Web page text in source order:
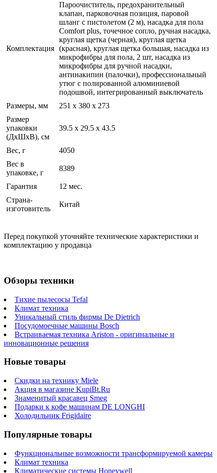
Комплектация
Пароочиститель, предохранительный
клапан, парковочная позиция, паровой
шланг с пистолетом (2 м), насадка для пола
Comfort plus, точечное сопло, ручная насадка,
круглая щетка (черная), круглая щетка
(красная), круглая щетка большая, насадка из
микрофибры для пола, 2 шт, насадка из
микрофибры для ручной насадки,
антинакипин (палочки), профессиональный
утюг с полированной алюминиевой
подошвой, интегрированный выключатель
Размеры, мм
251 х 380 х 273
Размер
упаковки
(ДхШхВ), см
39.5 x 29.5 x 43.5
Вес, г
4050
Вес в
упаковке, г
8389
Гарантия
12 мес.
Страна-
изготовитель
Китай
Перед покупкой уточняйте технические характеристики и
комплектацию у продавца
Обзоры техники
Тихие пылесосы Tefal
Климат техника
Уникальный стиль фирмы De Dietrich
Посудомоечные машины Bosch
Встраиваемая техника Ariston - оригинальные и
инновационные решения
Новые товары
Скидки на технику Miele
Акция в магазине KupiBt.Ru
Знаменитый красавец Smeg
Подарки к кофе машинам DE LONGHI
Холодильник Frigidaire
Популярные товары
Функциональные возможности трансформируемой камеры
Климат техника
Климатические системы Honeywell